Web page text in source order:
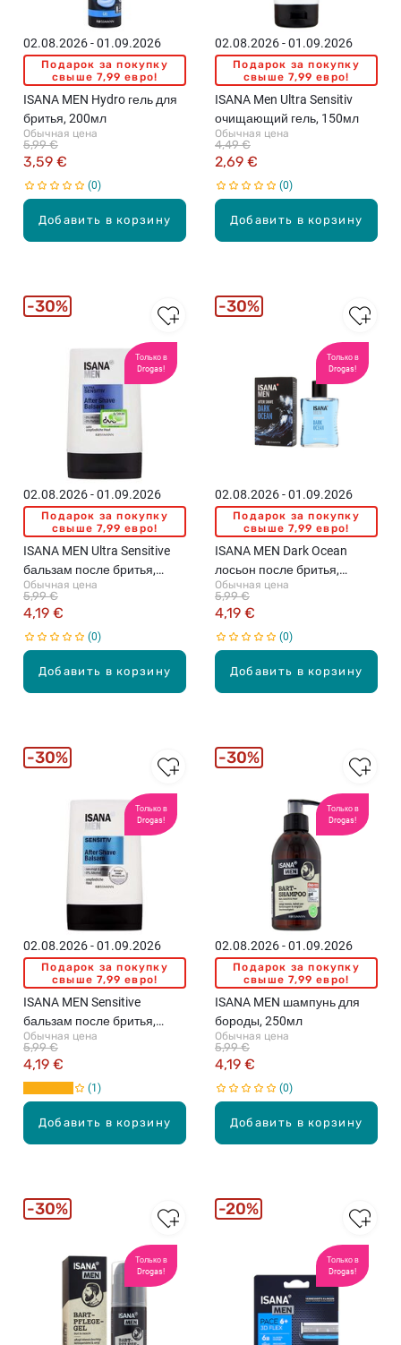
Добавить в корзину
02.08.2026 - 01.09.2026
Подарок за покупку
свыше 7,99 евро!
ISANA MEN Hydro гель для
бритья, 200мл
Обычная цена
3,59 €
5,99 €
0
Добавить в корзину
02.08.2026 - 01.09.2026
Подарок за покупку
свыше 7,99 евро!
ISANA Men Ultra Sensitiv
очищающий гель, 150мл
Обычная цена
2,69 €
4,49 €
0
Только в
Drogas!
Добавить в корзину
02.08.2026 - 01.09.2026
Подарок за покупку
свыше 7,99 евро!
ISANA MEN Ultra Sensitive
бальзам после бритья,
100мл
Обычная цена
4,19 €
5,99 €
0
30%
Только в
Drogas!
Добавить в корзину
02.08.2026 - 01.09.2026
Подарок за покупку
свыше 7,99 евро!
ISANA MEN Dark Ocean
лосьон после бритья,
100мл
Обычная цена
4,19 €
5,99 €
0
30%
Только в
Drogas!
Добавить в корзину
02.08.2026 - 01.09.2026
Подарок за покупку
свыше 7,99 евро!
ISANA MEN Sensitive
бальзам после бритья,
100мл
Обычная цена
4,19 €
5,99 €
1
30%
Только в
Drogas!
Добавить в корзину
02.08.2026 - 01.09.2026
Подарок за покупку
свыше 7,99 евро!
ISANA MEN шампунь для
бороды, 250мл
Обычная цена
4,19 €
5,99 €
0
30%
Только в
Drogas!
30%
Только в
Drogas!
20%